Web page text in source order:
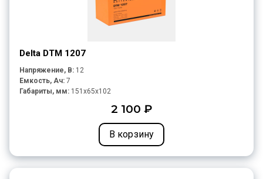
Delta DTM 1207
Напряжение, В: 12
Емкость, Ач: 7
Габариты, мм: 151x65x102
2 100 ₽
В корзину